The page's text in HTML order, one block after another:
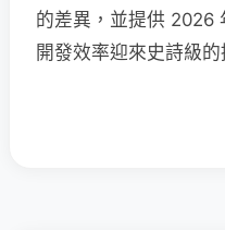
的差異，並提供 2026
開發效率迎來史詩級的